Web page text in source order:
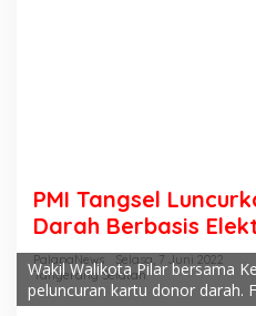
PMI Tangsel
Darah Berbasis
PalapaNews
Selasa, 7 Juni 2022
Tangerang Selatan
Wakil Walikota Pilar bersama
peluncuran kartu donor darah.